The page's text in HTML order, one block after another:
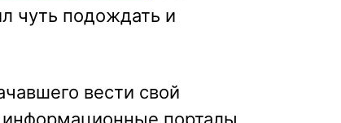
чуть подождать и
вести свой